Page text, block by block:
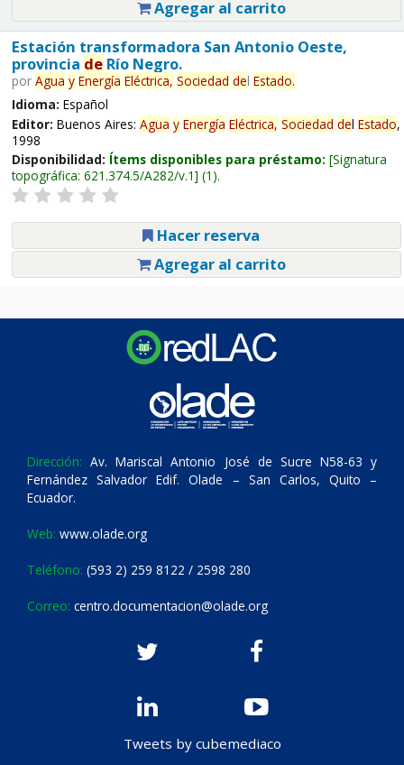
Agregar al carrito
Estación transformadora San Antonio Oeste,
provincia deRío Negro.
por Agua y Energía Eléctrica, Sociedad del Estado.
Idioma: Español
Editor: Buenos Aires: Agua y Energía Eléctrica, Sociedad del Estado,
1998
Disponibilidad: Ítems disponibles para préstamo: Signatura
topográfica: 621.374.5/A282/v.1 (1).
Hacer reserva
Agregar al carrito
Dirección: Av. Mariscal Antonio José de Sucre N58-63 y
Fernández Salvador Edif. Olade – San Carlos, Quito –
Ecuador.
Web: www.olade.org
Teléfono: (593 2) 259 8122 / 2598 280
Correo: centro.documentacion@olade.org
Tweets by cubemediaco